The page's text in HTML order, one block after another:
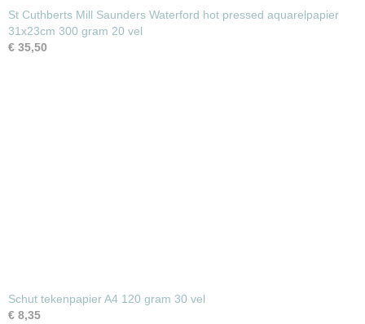
St Cuthberts Mill Saunders Waterford hot pressed aquarelpapier
31x23cm 300 gram 20 vel
€ 35,50
Schut tekenpapier A4 120 gram 30 vel
€ 8,35